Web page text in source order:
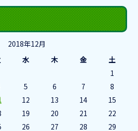
2018年12月
水 木 金
土
1
5 6 7
8
12 13 14
15
19 20 21
22
26 27 28 29